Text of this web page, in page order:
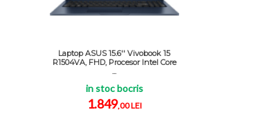
Laptop ASUS 15.6'' Vivobook 15
R1504VA, FHD, Procesor Intel Core
...
in stoc bocris
1.849,00 LEI